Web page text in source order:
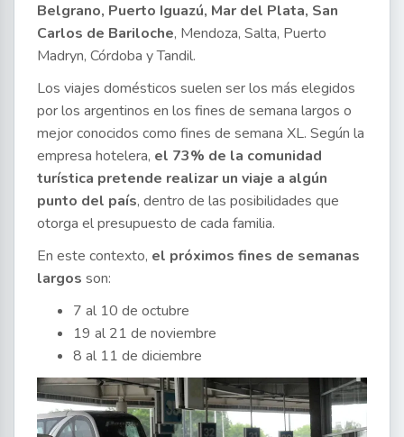
Belgrano, Puerto Iguazú, Mar del Plata, San
Carlos de Bariloche, Mendoza, Salta, Puerto
Madryn, Córdoba y Tandil.
Los viajes domésticos suelen ser los más elegidos
por los argentinos en los fines de semana largos o
mejor conocidos como fines de semana XL. Según la
empresa hotelera, el 73% de la comunidad
turística pretende realizar un viaje a algún
punto del país, dentro de las posibilidades que
otorga el presupuesto de cada familia.
En este contexto, el próximos fines de semanas
largos son:
7 al 10 de octubre
19 al 21 de noviembre
8 al 11 de diciembre